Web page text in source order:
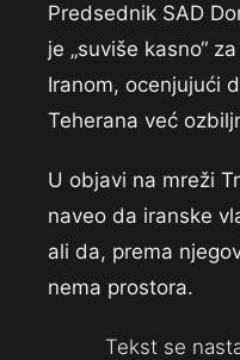
Predsednik SAD
je „suviše kasno“
Iranom, ocenjujući
Teherana već
U objavi na mreži
naveo da iranske
ali da, prema
nema prostora.
Tekst se